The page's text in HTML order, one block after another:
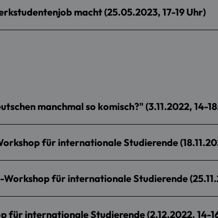
macht (25.05.2023, 17-19 Uhr)
manchmal so komisch?" (3.11.2022, 14-
für internationale Studierende
für internationale Studierende
internationale Studierende (2.12.2022, 14-